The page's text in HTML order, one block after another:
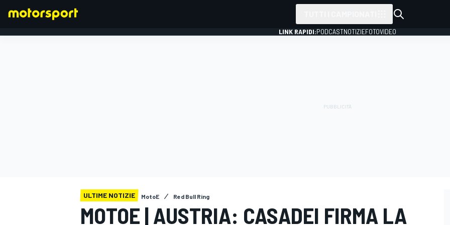
LINK RAPIDI:PODCASTNOTIZIEFOTOVIDEO
ULTIME NOTIZIE MotoE Red Bull Ring
MOTOE | AUSTRIA: CASADEI FIRMA LA